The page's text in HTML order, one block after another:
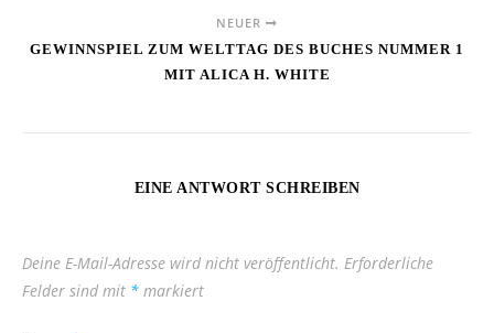
NEUER
GEWINNSPIEL ZUM WELTTAG DES BUCHES NUMMER 1
MIT ALICA H. WHITE
EINE ANTWORT SCHREIBEN
Deine E-Mail-Adresse wird nicht veröffentlicht. Erforderliche
Felder sind mit * markiert